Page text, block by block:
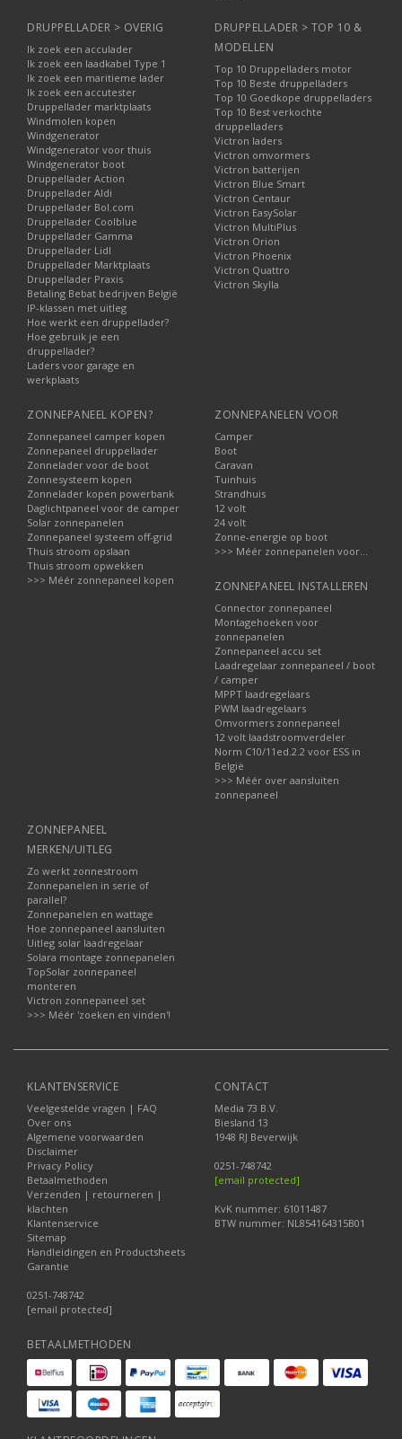
DRUPPELLADER > OVERIG
Ik zoek een acculader
Ik zoek een laadkabel Type 1
Ik zoek een maritieme lader
Ik zoek een accutester
Druppellader marktplaats
Windmolen kopen
Windgenerator
Windgenerator voor thuis
Windgenerator boot
Druppellader Action
Druppellader Aldi
Druppellader Bol.com
Druppellader Coolblue
Druppellader Gamma
Druppellader Lidl
Druppellader Marktplaats
Druppellader Praxis
Betaling Bebat bedrijven België
IP-klassen met uitleg
Hoe werkt een druppellader?
Hoe gebruik je een
druppellader?
Laders voor garage en
werkplaats
DRUPPELLADER > TOP 10 &
MODELLEN
Top 10 Druppelladers motor
Top 10 Beste druppelladers
Top 10 Goedkope druppelladers
Top 10 Best verkochte
druppelladers
Victron laders
Victron omvormers
Victron batterijen
Victron Blue Smart
Victron Centaur
Victron EasySolar
Victron MultiPlus
Victron Orion
Victron Phoenix
Victron Quattro
Victron Skylla
ZONNEPANEEL KOPEN?
Zonnepaneel camper kopen
Zonnepaneel druppellader
Zonnelader voor de boot
Zonnesysteem kopen
Zonnelader kopen powerbank
Daglichtpaneel voor de camper
Solar zonnepanelen
Zonnepaneel systeem off-grid
Thuis stroom opslaan
Thuis stroom opwekken
>>> Méér zonnepaneel kopen
ZONNEPANELEN VOOR
Camper
Boot
Caravan
Tuinhuis
Strandhuis
12 volt
24 volt
Zonne-energie op boot
>>> Méér zonnepanelen voor...
ZONNEPANEEL INSTALLEREN
Connector zonnepaneel
Montagehoeken voor
zonnepanelen
Zonnepaneel accu set
Laadregelaar zonnepaneel / boot
/ camper
MPPT laadregelaars
PWM laadregelaars
Omvormers zonnepaneel
12 volt laadstroomverdeler
Norm C10/11ed.2.2 voor ESS in
België
>>> Méér over aansluiten
zonnepaneel
ZONNEPANEEL
MERKEN/UITLEG
Zo werkt zonnestroom
Zonnepanelen in serie of
parallel?
Zonnepanelen en wattage
Hoe zonnepaneel aansluiten
Uitleg solar laadregelaar
Solara montage zonnepanelen
TopSolar zonnepaneel
monteren
Victron zonnepaneel set
>>> Méér 'zoeken en vinden'!
KLANTENSERVICE
Veelgestelde vragen | FAQ
Over ons
Algemene voorwaarden
Disclaimer
Privacy Policy
Betaalmethoden
Verzenden | retourneren |
klachten
Klantenservice
Sitemap
Handleidingen en Productsheets
Garantie
0251-748742
[email protected]
CONTACT
Media 73 B.V.
Biesland 13
1948 RJ Beverwijk
0251-748742
[email protected]
KvK nummer: 61011487
BTW nummer: NL854164315B01
BETAALMETHODEN